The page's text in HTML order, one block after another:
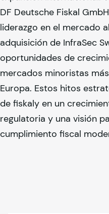
DF Deutsche Fiskal
liderazgo en el mercado
adquisición de InfraSec
oportunidades de
mercados minoristas
Europa. Estos hitos
de fiskaly en un
regulatoria y una visión
cumplimiento fiscal